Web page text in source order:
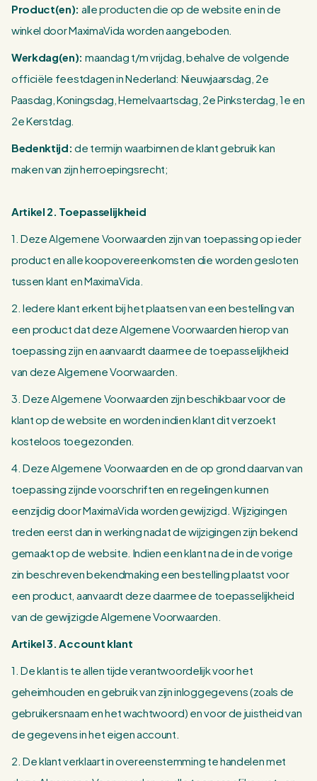
Product(en): alle producten die op de website en in de
winkel door MaximaVida worden aangeboden.
Werkdag(en): maandag t/m vrijdag, behalve de volgende
officiële feestdagen in Nederland: Nieuwjaarsdag, 2e
Paasdag, Koningsdag, Hemelvaartsdag, 2e Pinksterdag, 1e en
2e Kerstdag.
Bedenktijd: de termijn waarbinnen de klant gebruik kan
maken van zijn herroepingsrecht;
Artikel 2. Toepasselijkheid
1. Deze Algemene Voorwaarden zijn van toepassing op ieder
product en alle koopovereenkomsten die worden gesloten
tussen klant en MaximaVida.
2. Iedere klant erkent bij het plaatsen van een bestelling van
een product dat deze Algemene Voorwaarden hierop van
toepassing zijn en aanvaardt daarmee de toepasselijkheid
van deze Algemene Voorwaarden.
3. Deze Algemene Voorwaarden zijn beschikbaar voor de
klant op de website en worden indien klant dit verzoekt
kosteloos toegezonden.
4. Deze Algemene Voorwaarden en de op grond daarvan van
toepassing zijnde voorschriften en regelingen kunnen
eenzijdig door MaximaVida worden gewijzigd. Wijzigingen
treden eerst dan in werking nadat de wijzigingen zijn bekend
gemaakt op de website. Indien een klant na de in de vorige
zin beschreven bekendmaking een bestelling plaatst voor
een product, aanvaardt deze daarmee de toepasselijkheid
van de gewijzigde Algemene Voorwaarden.
Artikel 3. Account klant
1. De klant is te allen tijde verantwoordelijk voor het
geheimhouden en gebruik van zijn inloggegevens (zoals de
gebruikersnaam en het wachtwoord) en voor de juistheid van
de gegevens in het eigen account.
2. De klant verklaart in overeenstemming te handelen met